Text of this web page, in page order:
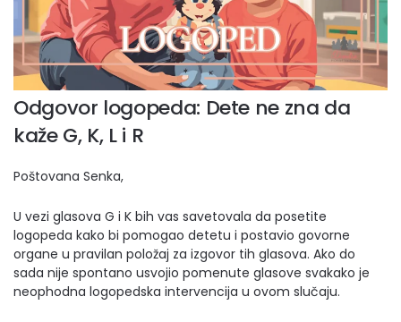
Odgovor logopeda: Dete ne zna da
kaže G, K, L i R
Poštovana Senka,
U vezi glasova G i K bih vas savetovala da posetite
logopeda kako bi pomogao detetu i postavio govorne
organe u pravilan položaj za izgovor tih glasova. Ako do
sada nije spontano usvojio pomenute glasove svakako je
neophodna logopedska intervencija u ovom slučaju.